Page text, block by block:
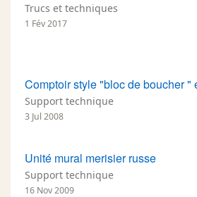
Trucs et techniques
1 Fév 2017
Comptoir style "bloc de boucher "
Support technique
3 Jul 2008
Unité mural merisier russe
Support technique
16 Nov 2009